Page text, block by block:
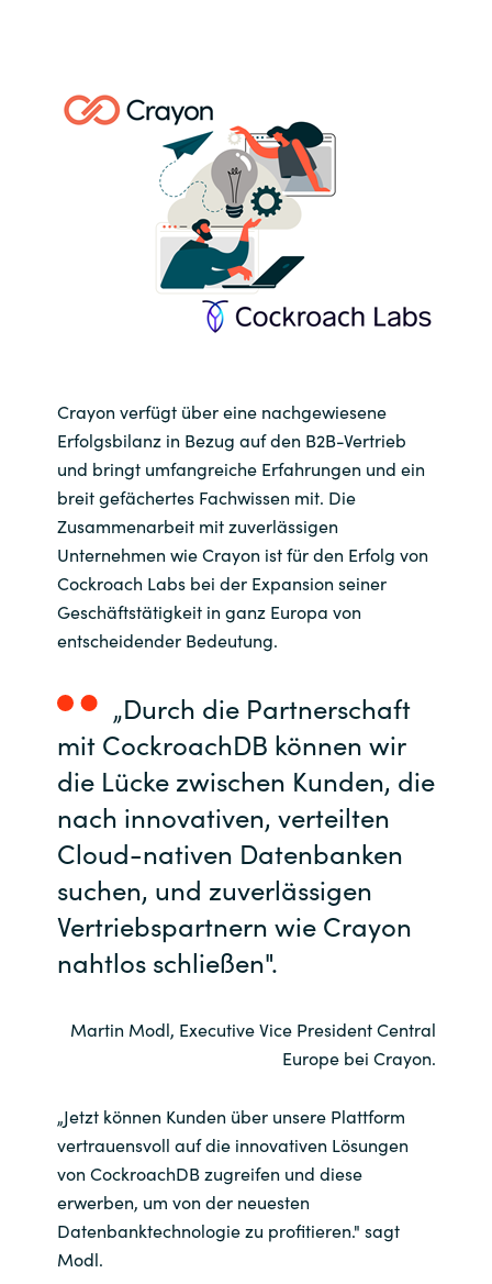
Lithuania
Malaysia
Middle East
Netherlands
Oman
Philippines
Poland
Portugal
Qatar
Serbia
Slovenia
Singapore
Spain
Sri Lanka
Switzerland
Ukraine
United Kingdom
United States
Crayon verfügt über eine nachgewiesene
Erfolgsbilanz in Bezug auf den B2B-Vertrieb
und bringt umfangreiche Erfahrungen und ein
breit gefächertes Fachwissen mit. Die
Zusammenarbeit mit zuverlässigen
Unternehmen wie Crayon ist für den Erfolg von
Cockroach Labs bei der Expansion seiner
Geschäftstätigkeit in ganz Europa von
entscheidender Bedeutung.
„Durch die Partnerschaft
mit CockroachDB können wir
die Lücke zwischen Kunden, die
nach innovativen, verteilten
Cloud-nativen Datenbanken
suchen, und zuverlässigen
Vertriebspartnern wie Crayon
nahtlos schließen".
Martin Modl, Executive Vice President Central
Europe bei Crayon.
„Jetzt können Kunden über unsere Plattform
vertrauensvoll auf die innovativen Lösungen
von CockroachDB zugreifen und diese
erwerben, um von der neuesten
Datenbanktechnologie zu profitieren." sagt
Modl.